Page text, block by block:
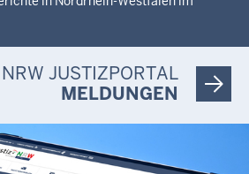
NRW JUSTIZPORTAL
MELDUNGEN